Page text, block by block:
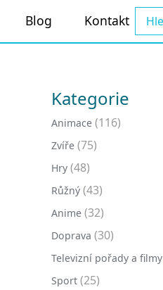
Blog Kontakt
Kategorie
Animace (116)
Zvíře (75)
Hry (48)
Růžný (43)
Anime (32)
Doprava (30)
Televizní pořady a filmy
Sport (25)